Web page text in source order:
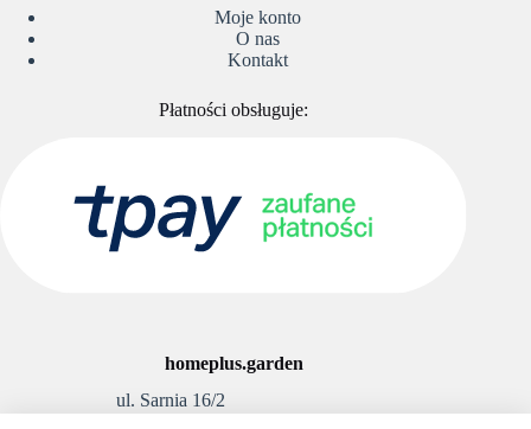
Moje konto
O nas
Kontakt
Płatności obsługuje:
homeplus.garden
ul. Sarnia 16/2